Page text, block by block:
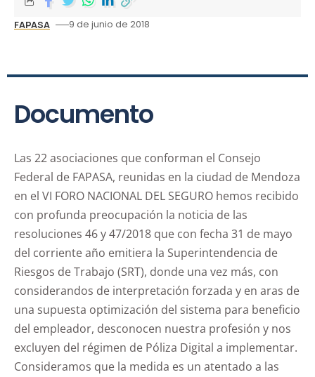
FAPASA 9 de junio de 2018
Documento
Las 22 asociaciones que conforman el Consejo
Federal de FAPASA, reunidas en la ciudad de Mendoza
en el VI FORO NACIONAL DEL SEGURO hemos recibido
con profunda preocupación la noticia de las
resoluciones 46 y 47/2018 que con fecha 31 de mayo
del corriente año emitiera la Superintendencia de
Riesgos de Trabajo (SRT), donde una vez más, con
considerandos de interpretación forzada y en aras de
una supuesta optimización del sistema para beneficio
del empleador, desconocen nuestra profesión y nos
excluyen del régimen de Póliza Digital a implementar.
Consideramos que la medida es un atentado a las